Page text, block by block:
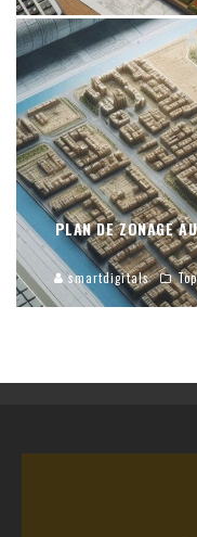
PLAN DE ZONAGE
smartdigitals